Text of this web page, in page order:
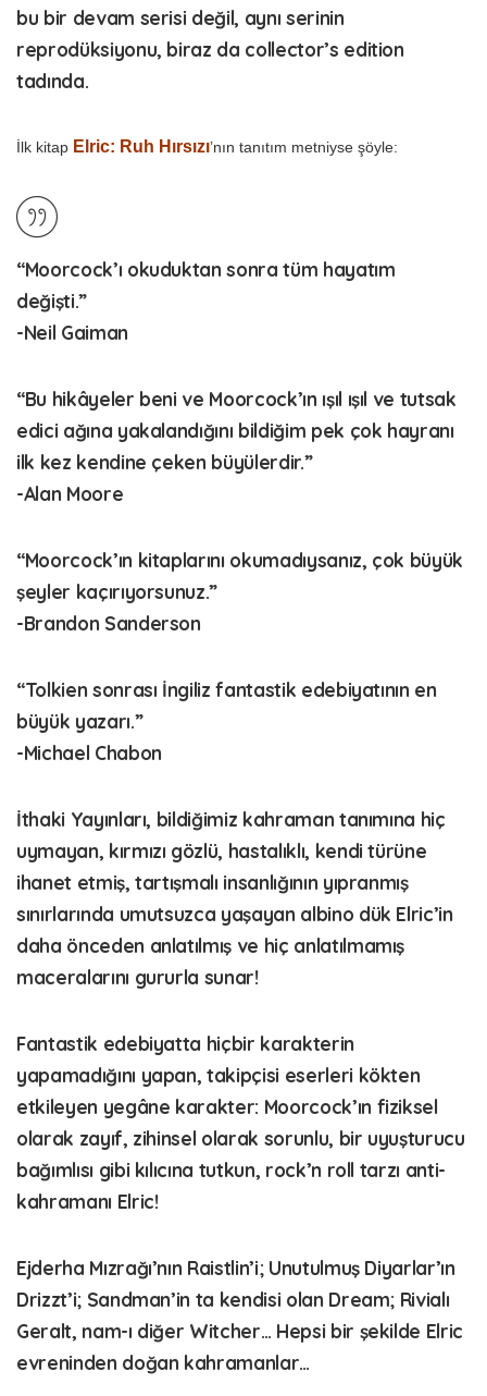
bu bir devam serisi değil, aynı serinin
reprodüksiyonu, biraz da collector’s edition
tadında.
İlk kitap Elric: Ruh Hırsızı’nın tanıtım metniyse şöyle:
“Moorcock’ı okuduktan sonra tüm hayatım
değişti.”
-Neil Gaiman
“Bu hikâyeler beni ve Moorcock’ın ışıl ışıl ve tutsak
edici ağına yakalandığını bildiğim pek çok hayranı
ilk kez kendine çeken büyülerdir.”
-Alan Moore
“Moorcock’ın kitaplarını okumadıysanız, çok büyük
şeyler kaçırıyorsunuz.”
-Brandon Sanderson
“Tolkien sonrası İngiliz fantastik edebiyatının en
büyük yazarı.”
-Michael Chabon
İthaki Yayınları, bildiğimiz kahraman tanımına hiç
uymayan, kırmızı gözlü, hastalıklı, kendi türüne
ihanet etmiş, tartışmalı insanlığının yıpranmış
sınırlarında umutsuzca yaşayan albino dük Elric’in
daha önceden anlatılmış ve hiç anlatılmamış
maceralarını gururla sunar!
Fantastik edebiyatta hiçbir karakterin
yapamadığını yapan, takipçisi eserleri kökten
etkileyen yegâne karakter: Moorcock’ın fiziksel
olarak zayıf, zihinsel olarak sorunlu, bir uyuşturucu
bağımlısı gibi kılıcına tutkun, rock’n roll tarzı anti-
kahramanı Elric!
Ejderha Mızrağı’nın Raistlin’i; Unutulmuş Diyarlar’ın
Drizzt’i; Sandman’in ta kendisi olan Dream; Rivialı
Geralt, nam-ı diğer Witcher… Hepsi bir şekilde Elric
evreninden doğan kahramanlar…